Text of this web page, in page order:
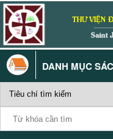
DANH MỤC